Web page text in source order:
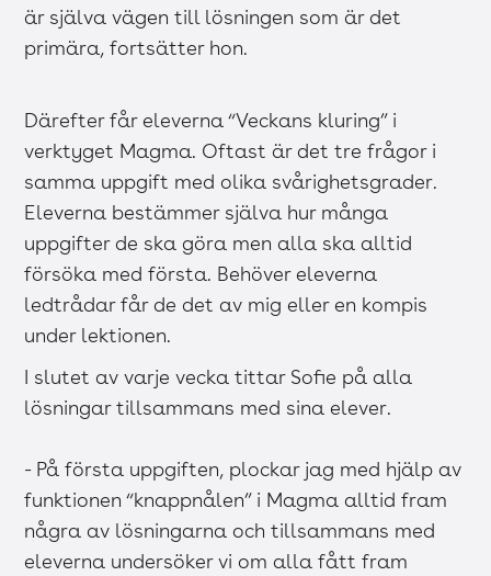
är själva vägen till lösningen som är det
primära, fortsätter hon.
Därefter får eleverna “Veckans kluring” i
verktyget Magma. Oftast är det tre frågor i
samma uppgift med olika svårighetsgrader.
Eleverna bestämmer själva hur många
uppgifter de ska göra men alla ska alltid
försöka med första. Behöver eleverna
ledtrådar får de det av mig eller en kompis
under lektionen.
I slutet av varje vecka tittar Sofie på alla
lösningar tillsammans med sina elever.
- På första uppgiften, plockar jag med hjälp av
funktionen “knappnålen” i Magma alltid fram
några av lösningarna och tillsammans med
eleverna undersöker vi om alla fått fram